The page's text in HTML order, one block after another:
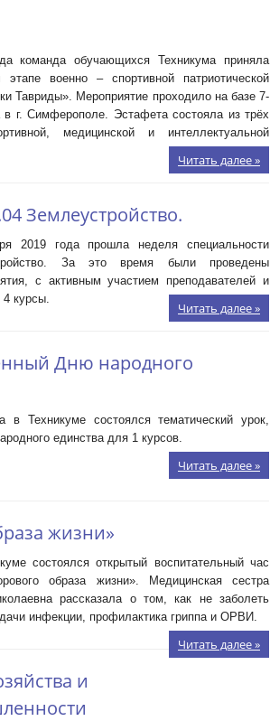
команда обучающихся Техникума приняла
военно – спортивной патриотической
Тавриды». Мероприятие проходило на базе 7-
в г. Симферополе. Эстафета состояла из трёх
медицинской и интеллектуальной
Читать далее »
Землеустройство.
2019 года прошла неделя специальности
За это время были проведены
с активным участием преподавателей и
курсы.
Читать далее »
Дню народного
в Техникуме состоялся тематический урок,
единства для 1 курсов.
Читать далее »
жизни»
состоялся открытый воспитательный час
образа жизни». Медицинская сестра
рассказала о том, как не заболеть
инфекции, профилактика гриппа и ОРВИ.
Читать далее »
и